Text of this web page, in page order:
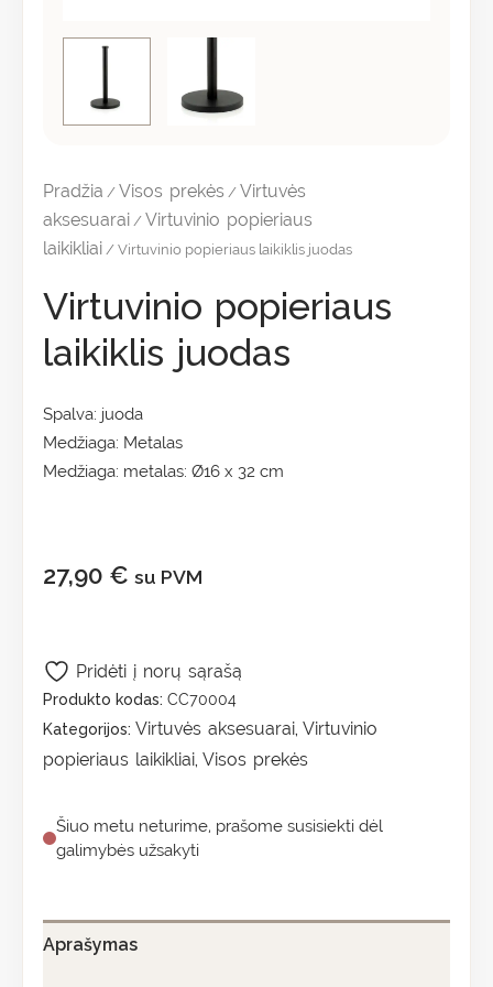
Pradžia /Visos prekės /Virtuvės
aksesuarai /Virtuvinio popieriaus
laikikliai / Virtuvinio popieriaus laikiklis juodas
Virtuvinio popieriaus
laikiklis juodas
Spalva: juoda
Medžiaga: Metalas
Medžiaga: metalas: Ø16 x 32 cm
27,90 € su PVM
Produkto kodas: CC70004
Kategorijos: Virtuvės aksesuarai, Virtuvinio
popieriaus laikikliai, Visos prekės
Šiuo metu neturime, prašome susisiekti dėl
galimybės užsakyti
Pridėti į norų sąrašą
Aprašymas